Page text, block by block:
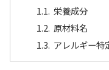
栄養成分
原材料名
アレルギー特